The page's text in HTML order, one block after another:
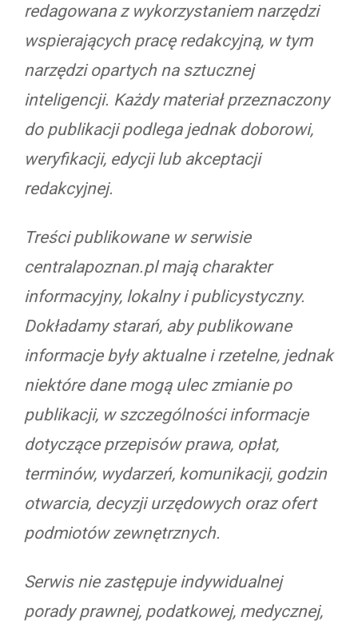
redagowana z wykorzystaniem narzędzi
wspierających pracę redakcyjną, w tym
narzędzi opartych na sztucznej
inteligencji. Każdy materiał przeznaczony
do publikacji podlega jednak doborowi,
weryfikacji, edycji lub akceptacji
redakcyjnej.
Treści publikowane w serwisie
centralapoznan.pl mają charakter
informacyjny, lokalny i publicystyczny.
Dokładamy starań, aby publikowane
informacje były aktualne i rzetelne, jednak
niektóre dane mogą ulec zmianie po
publikacji, w szczególności informacje
dotyczące przepisów prawa, opłat,
terminów, wydarzeń, komunikacji, godzin
otwarcia, decyzji urzędowych oraz ofert
podmiotów zewnętrznych.
Serwis nie zastępuje indywidualnej
porady prawnej, podatkowej, medycznej,